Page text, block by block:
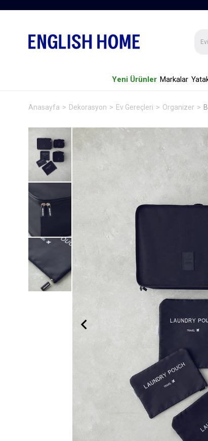
Yeni Ürünler Markalar
Anasayfa Dekorasyon Ev Gereçleri Organizer